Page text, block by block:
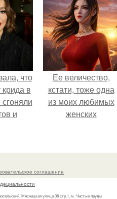
что
крида в
и
были
Ее величество,
кстати, тоже одна
из моих любимых
женских
соглашение
Мясницкая улица 38 стр.1, м. Чистые пруды